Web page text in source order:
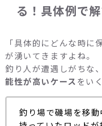
る！具体例で
「具体的にどんな時に
が湧いてきますよね。
釣り人が遭遇しがちな
能性が高いケース をい
釣り場で磯場を移動